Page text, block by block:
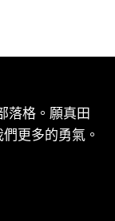
落格。願真田
更多的勇氣。